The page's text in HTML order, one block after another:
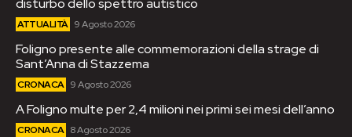
disturbo dello spettro autistico
ATTUALITÀ 9 Agosto 2026
Foligno presente alle commemorazioni della strage di
Sant’Anna di Stazzema
CRONACA 9 Agosto 2026
A Foligno multe per 2,4 milioni nei primi sei mesi dell’anno
CRONACA 8 Agosto 2026